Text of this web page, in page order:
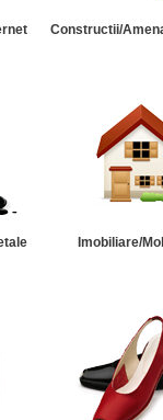
Constructii/
Imobiliare/